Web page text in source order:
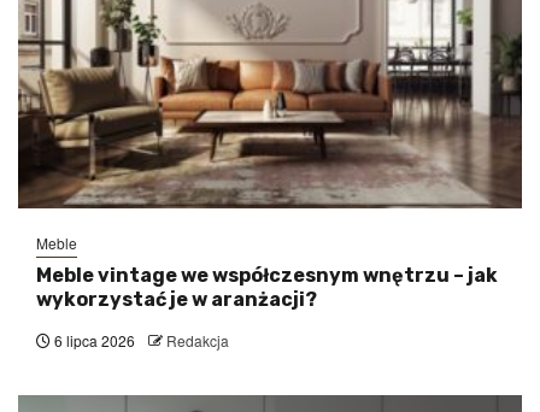
Meble
Meble vintage we współczesnym wnętrzu – jak
wykorzystać je w aranżacji?
6 lipca 2026 Redakcja